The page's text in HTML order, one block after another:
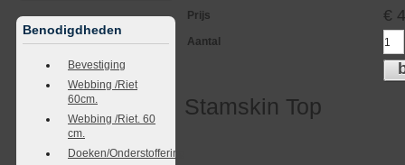
Benodigdheden
Bevestiging
Webbing /Riet
60cm.
Webbing /Riet. 60
cm.
Doeken/Onderstoffering
Prijs €
Aantal
Stamskin Top